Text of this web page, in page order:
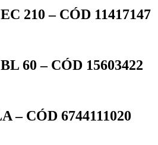
210 – CÓD 11417147
60 – CÓD 15603422
– CÓD 6744111020